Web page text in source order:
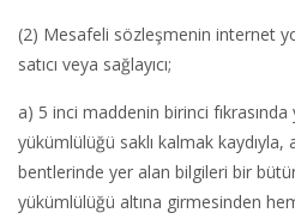
(2) Mesafeli sözleşmenin internet
satıcı veya sağlayıcı;
a) 5 inci maddenin birinci
yükümlülüğü saklı kalmak kaydıyla,
bentlerinde yer alan bilgileri bir
yükümlülüğü altına girmesinden